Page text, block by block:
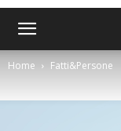
Home Fatti&Persone